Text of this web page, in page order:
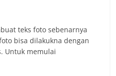
teks foto sebenarnya
bisa dilakukna dengan
Untuk memulai